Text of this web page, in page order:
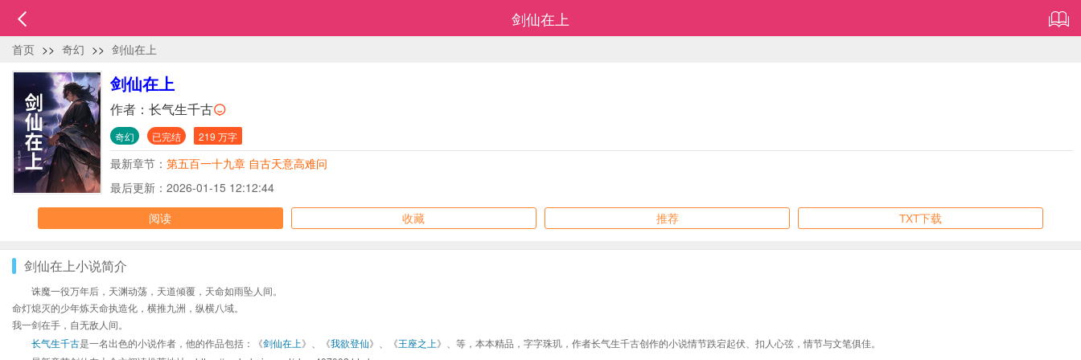
剑仙在上
首页 >> 奇幻 >> 剑仙在上
剑仙在上
作者： 长气生千古
奇幻 已完结 219 万字
最新章节： 第五百一十九章 自古天意高难问
最后更新：2026-01-15 12:12:44
阅读
收藏 推荐 TXT下载
剑仙在上小说简介
诛魔一役万年后，天渊动荡，天道倾覆，天命如雨坠人间。
命灯熄灭的少年炼天命执造化，横推九洲，纵横八域。
我一剑在手，自无敌人间。
长气生千古是一名出色的小说作者，他的作品包括：《剑仙在上》、《我欲登仙》、《王座之上》、等，本本精品，字字珠玑，作者长气生千古创作的小说情节跌宕起伏、扣人心弦，情节与文笔俱佳。